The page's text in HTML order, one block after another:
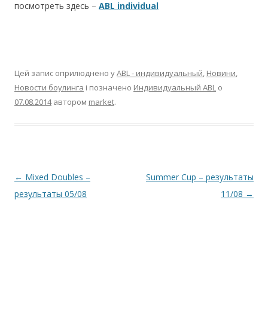
посмотреть здесь – ABL individual
Цей запис оприлюднено уABL - индивидуальный, Новини,
Новости боулинга і позначено Индивидуальный ABL о
07.08.2014 автором market.
Навігація по запису
← Mixed Doubles –
результаты 05/08
Summer Cup – результаты
11/08 →